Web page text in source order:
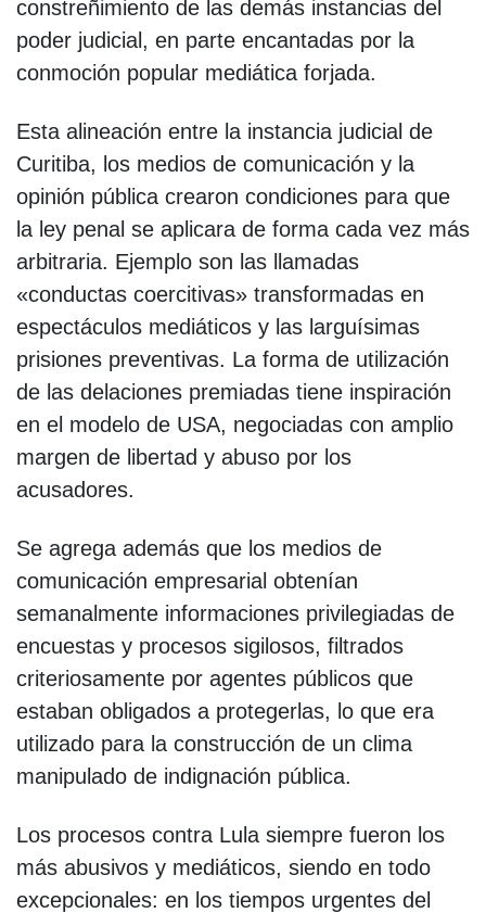
constreñimiento de las demás instancias del
poder judicial, en parte encantadas por la
conmoción popular mediática forjada.
Esta alineación entre la instancia judicial de
Curitiba, los medios de comunicación y la
opinión pública crearon condiciones para que
la ley penal se aplicara de forma cada vez más
arbitraria. Ejemplo son las llamadas
«conductas coercitivas» transformadas en
espectáculos mediáticos y las larguísimas
prisiones preventivas. La forma de utilización
de las delaciones premiadas tiene inspiración
en el modelo de USA, negociadas con amplio
margen de libertad y abuso por los
acusadores.
Se agrega además que los medios de
comunicación empresarial obtenían
semanalmente informaciones privilegiadas de
encuestas y procesos sigilosos, filtrados
criteriosamente por agentes públicos que
estaban obligados a protegerlas, lo que era
utilizado para la construcción de un clima
manipulado de indignación pública.
Los procesos contra Lula siempre fueron los
más abusivos y mediáticos, siendo en todo
excepcionales: en los tiempos urgentes del